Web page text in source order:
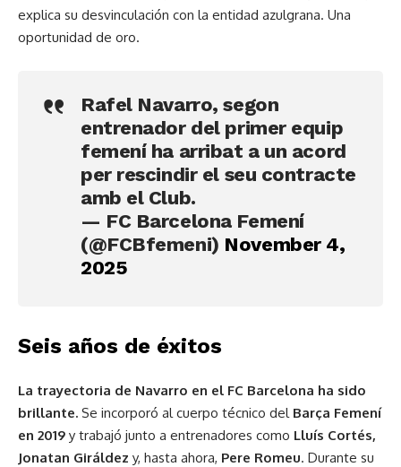
explica su desvinculación con la entidad azulgrana. Una
oportunidad de oro.
Rafel Navarro, segon
entrenador del primer equip
femení ha arribat a un acord
per rescindir el seu contracte
amb el Club.
— FC Barcelona Femení
(@FCBfemeni) November 4,
2025
Seis años de éxitos
La trayectoria de Navarro en el FC Barcelona ha sido
brillante. Se incorporó al cuerpo técnico del Barça Femení
en 2019 y trabajó junto a entrenadores como Lluís Cortés,
Jonatan Giráldez y, hasta ahora, Pere Romeu. Durante su